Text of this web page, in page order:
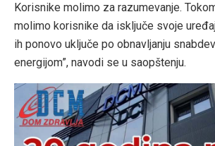
Korisnike molimo za razumevanje.
molimo korisnike da isključe svoje
ih ponovo uključe po obnavljanju
energijom”, navodi se u saopštenju.